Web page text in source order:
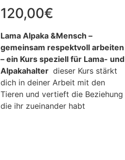
120,00€
Lama Alpaka &Mensch –
gemeinsam respektvoll arbeiten
– ein Kurs speziell für Lama- und
Alpakahalter dieser Kurs stärkt
dich in deiner Arbeit mit den
Tieren und vertieft die Beziehung
die ihr zueinander habt